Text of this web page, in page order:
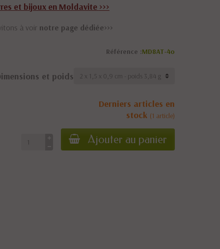
et bijoux en Moldavite >>>
à voir notre page dédiée>>>
Référence :MD8AT-4o
et poids
Derniers articles en
stock (1 article)
Ajouter au panier